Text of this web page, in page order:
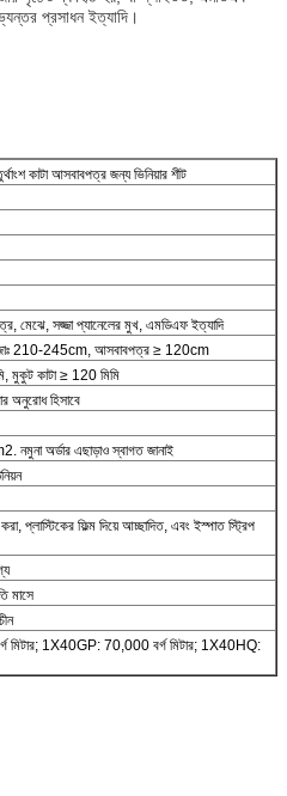
প্রসাধন ইত্যাদি।
কাটা আসবাবপত্র জন্য ভিনিয়ার শীট
মেঝে, সজ্জা প্যানেলের মুখ, এমডিএফ ইত্যাদি
210-245cm, আসবাবপত্র ≥ 120cm
মুকুট কাটা ≥ 120 মিমি
হিসাবে
অর্ডার এছাড়াও স্বাগত জানাই
প্লাস্টিকের ফিল্ম দিয়ে আচ্ছাদিত, এবং ইস্পাত স্ট্রিপ
মাসে
1X40GP: 70,000 বর্গ মিটার; 1X40HQ: